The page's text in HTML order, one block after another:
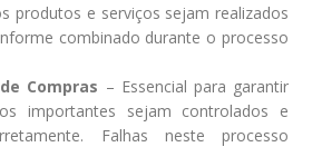
produtos e serviços sejam realizados
combinado durante o processo
Compras – Essencial para garantir
importantes sejam controlados e
Falhas neste processo